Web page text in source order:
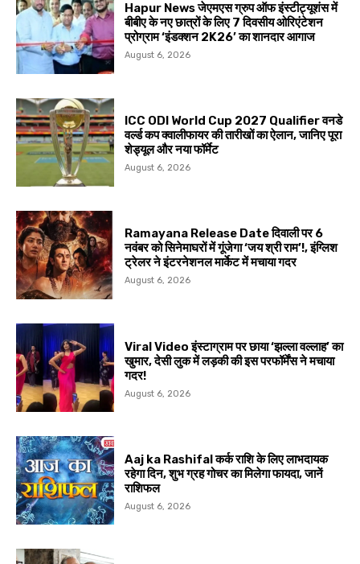
Hapur News जेएमएस ग्रुप ऑफ इंस्टीट्यूशंस में
बीबीए के नए छात्रों के लिए 7 दिवसीय ओरिएंटेशन
प्रोग्राम ‘इंडक्शन 2K26’ का शानदार आगाज
August 6, 2026
ICC ODI World Cup 2027 Qualifier वनडे
वर्ल्ड कप क्वालीफायर की तारीखों का ऐलान, जानिए पूरा
शेड्यूल और नया फॉर्मेट
August 6, 2026
Ramayana Release Date दिवाली पर 6
नवंबर को सिनेमाघरों में गूंजेगा ‘जय श्री राम’!, इंग्लिश
ट्रेलर ने इंटरनेशनल मार्केट में मचाया गदर
August 6, 2026
Viral Video इंस्टाग्राम पर छाया ‘झल्ला वल्लाह’ का
खुमार, देसी लुक में लड़की की इस परफॉर्मेंस ने मचाया
गदर!
August 6, 2026
Aaj ka Rashifal कर्क राशि के लिए लाभदायक
रहेगा दिन, शुभ ग्रह गोचर का मिलेगा फायदा, जानें
राशिफल
August 6, 2026